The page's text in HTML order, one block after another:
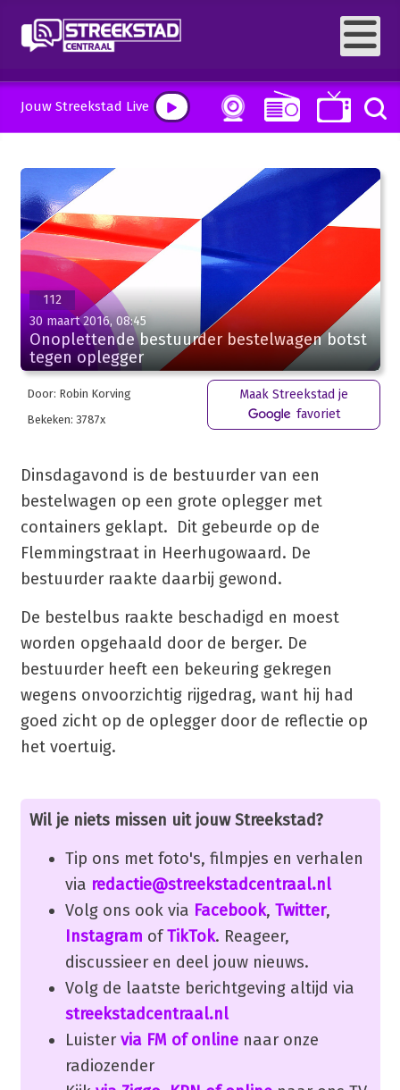
Jouw Streekstad Live
112
30 maart 2016, 08:45
Onoplettende bestuurder bestelwagen botst
tegen oplegger
Door: Robin Korving
Bekeken: 3787x
Maak Streekstad je
favoriet
Dinsdagavond is de bestuurder van een
bestelwagen op een grote oplegger met
containers geklapt. Dit gebeurde op de
Flemmingstraat in Heerhugowaard. De
bestuurder raakte daarbij gewond.
De bestelbus raakte beschadigd en moest
worden opgehaald door de berger. De
bestuurder heeft een bekeuring gekregen
wegens onvoorzichtig rijgedrag, want hij had
goed zicht op de oplegger door de reflectie op
het voertuig.
Wil je niets missen uit jouw Streekstad?
Tip ons met foto's, filmpjes en verhalen
via redactie@streekstadcentraal.nl
Volg ons ook via Facebook, Twitter,
Instagram ofTikTok. Reageer,
discussieer en deel jouw nieuws.
Volg de laatste berichtgeving altijd via
streekstadcentraal.nl
Luister via FM of onlinenaar onze
radiozender